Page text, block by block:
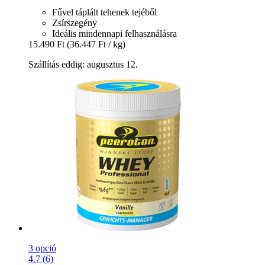
Fűvel táplált tehenek tejéből
Zsírszegény
Ideális mindennapi felhasználásra
15.490 Ft (36.447 Ft / kg)
Szállítás eddig: augusztus 12.
3 opció
4.7 (6)